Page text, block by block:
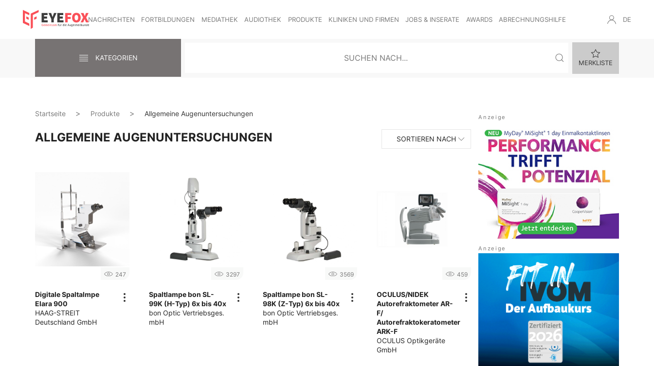
NACHRICHTEN FORTBILDUNGEN MEDIATHEK AUDIOTHEK PRODUKTE KLINIKEN UND FIRMEN JOBS & INSERATE AWARDS ABRECHNUNGSHILFE DE
KATEGORIEN
MERKLISTE
Startseite Produkte Allgemeine Augenuntersuchungen
ALLGEMEINE AUGENUNTERSUCHUNGEN SORTIEREN NACH
247
Digitale Spaltalmpe
Elara 900
HAAG-STREIT
Deutschland GmbH
3297
Spaltlampe bon SL-
99K (H-Typ) 6x bis 40x
bon Optic Vertriebsges.
mbH
3569
Spaltlampe bon SL-
98K (Z-Typ) 6x bis 40x
bon Optic Vertriebsges.
mbH
459
OCULUS/NIDEK
Autorefraktometer AR-
F/
Autorefraktokeratometer
ARK-F
OCULUS Optikgeräte
GmbH